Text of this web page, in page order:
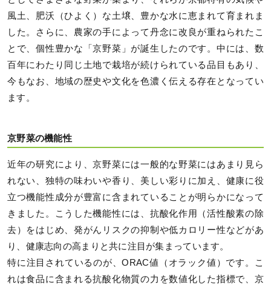
風土、肥沃（ひよく）な土壌、豊かな水に恵まれて育まれま
した。さらに、農家の手によって丹念に改良が重ねられたこ
とで、個性豊かな「京野菜」が誕生したのです。中には、数
百年にわたり同じ土地で栽培が続けられている品目もあり、
今もなお、地域の歴史や文化を色濃く伝える存在となってい
ます。
京野菜の機能性
近年の研究により、京野菜には一般的な野菜にはあまり見ら
れない、独特の味わいや香り、美しい彩りに加え、健康に役
立つ機能性成分が豊富に含まれていることが明らかになって
きました。こうした機能性には、抗酸化作用（活性酸素の除
去）をはじめ、発がんリスクの抑制や低カロリー性などがあ
り、健康志向の高まりと共に注目が集まっています。
特に注目されているのが、ORAC値（オラック値）です。こ
れは食品に含まれる抗酸化物質の力を数値化した指標で、京